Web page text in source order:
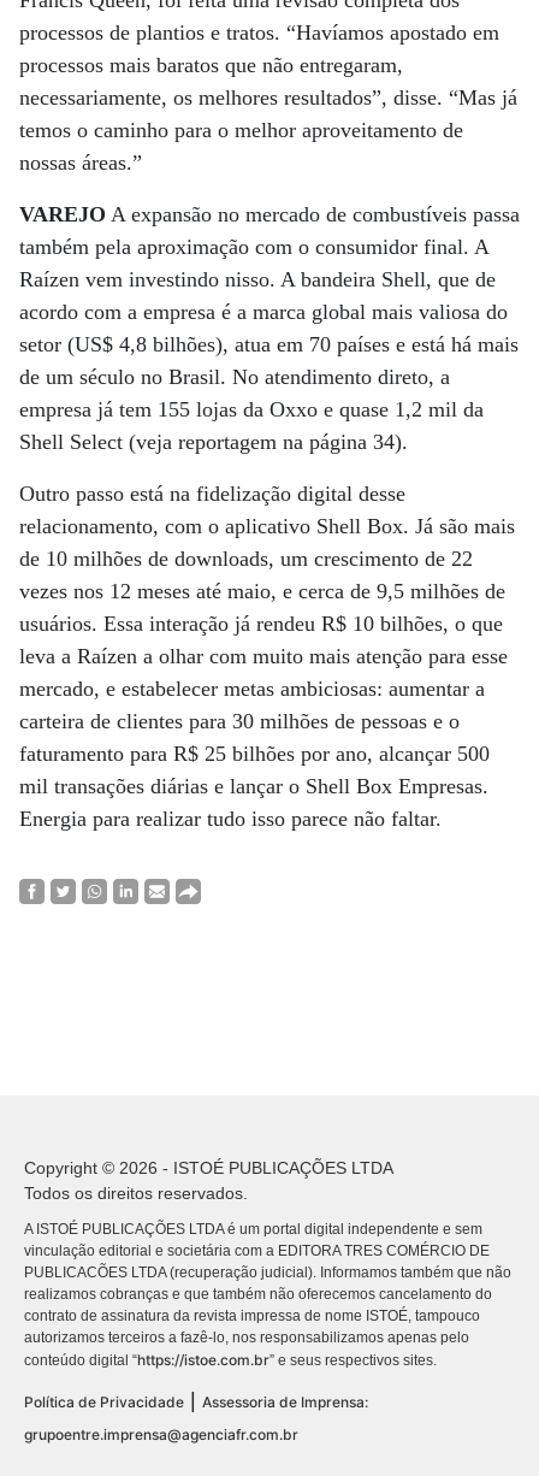
processos de plantios e tratos. “Havíamos apostado em
processos mais baratos que não entregaram,
necessariamente, os melhores resultados”, disse. “Mas já
temos o caminho para o melhor aproveitamento de
nossas áreas.”
VAREJO A expansão no mercado de combustíveis passa
também pela aproximação com o consumidor final. A
Raízen vem investindo nisso. A bandeira Shell, que de
acordo com a empresa é a marca global mais valiosa do
setor (US$ 4,8 bilhões), atua em 70 países e está há mais
de um século no Brasil. No atendimento direto, a
empresa já tem 155 lojas da Oxxo e quase 1,2 mil da
Shell Select (veja reportagem na página 34).
Outro passo está na fidelização digital desse
relacionamento, com o aplicativo Shell Box. Já são mais
de 10 milhões de downloads, um crescimento de 22
vezes nos 12 meses até maio, e cerca de 9,5 milhões de
usuários. Essa interação já rendeu R$ 10 bilhões, o que
leva a Raízen a olhar com muito mais atenção para esse
mercado, e estabelecer metas ambiciosas: aumentar a
carteira de clientes para 30 milhões de pessoas e o
faturamento para R$ 25 bilhões por ano, alcançar 500
mil transações diárias e lançar o Shell Box Empresas.
Energia para realizar tudo isso parece não faltar.
Copyright © 2026 - ISTOÉ PUBLICAÇÕES LTDA
Todos os direitos reservados.
A ISTOÉ PUBLICAÇÕES LTDA é um portal digital independente e sem
vinculação editorial e societária com a EDITORA TRES COMÉRCIO DE
PUBLICACÕES LTDA (recuperação judicial). Informamos também que não
realizamos cobranças e que também não oferecemos cancelamento do
contrato de assinatura da revista impressa de nome ISTOÉ, tampouco
autorizamos terceiros a fazê-lo, nos responsabilizamos apenas pelo
conteúdo digital “https://istoe.com.br” e seus respectivos sites.
Política de Privacidade
Assessoria de Imprensa:
grupoentre.imprensa@agenciafr.com.br